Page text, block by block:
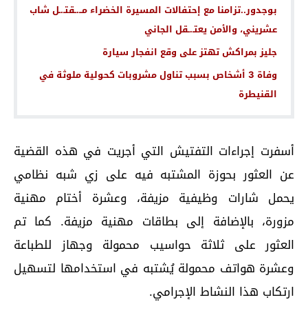
بوجدور..تزامنا مع إحتفالات المسيرة الخضراء مــ.ـقتـ.ـل شاب
عشريني، والأمن يعتـ.ـقل الجاني
جليز بمراكش تهتز على وقع انفجار سيارة
وفاة 3 أشخاص بسبب تناول مشروبات كحولية ملوثة في
القنيطرة
أسفرت إجراءات التفتيش التي أجريت في هذه القضية
عن العثور بحوزة المشتبه فيه على زي شبه نظامي
يحمل شارات وظيفية مزيفة، وعشرة أختام مهنية
مزورة، بالإضافة إلى بطاقات مهنية مزيفة. كما تم
العثور على ثلاثة حواسيب محمولة وجهاز للطباعة
وعشرة هواتف محمولة يُشتبه في استخدامها لتسهيل
ارتكاب هذا النشاط الإجرامي.